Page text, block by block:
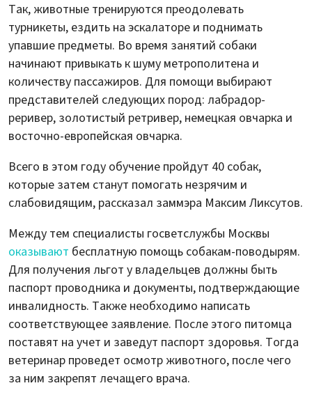
Так, животные тренируются преодолевать
турникеты, ездить на эскалаторе и поднимать
упавшие предметы. Во время занятий собаки
начинают привыкать к шуму метрополитена и
количеству пассажиров. Для помощи выбирают
представителей следующих пород: лабрадор-
реривер, золотистый ретривер, немецкая овчарка и
восточно-европейская овчарка.
Всего в этом году обучение пройдут 40 собак,
которые затем станут помогать незрячим и
слабовидящим, рассказал заммэра Максим Ликсутов.
Между тем специалисты госветслужбы Москвы
оказывают бесплатную помощь собакам-поводырям.
Для получения льгот у владельцев должны быть
паспорт проводника и документы, подтверждающие
инвалидность. Также необходимо написать
соответствующее заявление. После этого питомца
поставят на учет и заведут паспорт здоровья. Тогда
ветеринар проведет осмотр животного, после чего
за ним закрепят лечащего врача.